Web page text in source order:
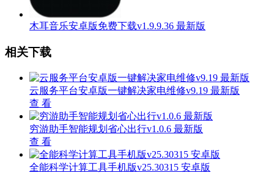
木耳音乐安卓版免费下载v1.9.9.36 最新版
相关下载
云服务平台安卓版一键解决家电维修v9.19 最新版
查 看
穷游助手智能规划省心出行v1.0.6 最新版
查 看
全能科学计算工具手机版v25.30315 安卓版